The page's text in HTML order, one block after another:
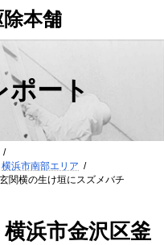
本舗
ート
横浜市南部エリア
関横の生け垣にスズメバチ
横浜市金沢区釜